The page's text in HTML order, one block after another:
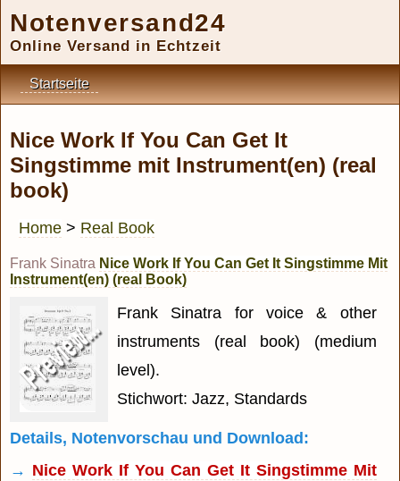
Notenversand24
Online Versand in Echtzeit
Startseite
Nice Work If You Can Get It
Singstimme mit Instrument(en) (real
book)
Home > Real Book
Frank Sinatra Nice Work If You Can Get It Singstimme Mit
Instrument(en) (real Book)
Frank Sinatra for voice & other
instruments (real book) (medium
level).
Stichwort: Jazz, Standards
Details, Notenvorschau und Download:
→ Nice Work If You Can Get It Singstimme Mit